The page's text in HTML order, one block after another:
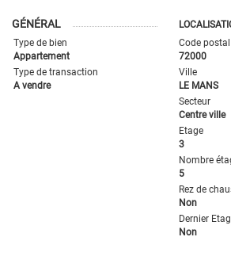
GÉNÉRAL
Type de bien
Appartement
Type de transaction
A vendre
Code postal
72000
Ville
LE MANS
Secteur
Centre ville
Etage
3
Nombre
5
Rez de
Non
Dernier
Non